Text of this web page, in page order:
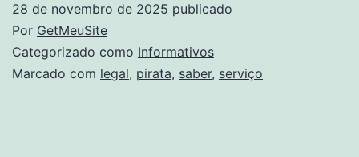
28 de novembro de 2025 publicado
Por GetMeuSite
Categorizado como Informativos
Marcado com legal, pirata, saber, serviço